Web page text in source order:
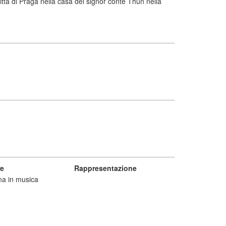
Rappresentazione
in musica